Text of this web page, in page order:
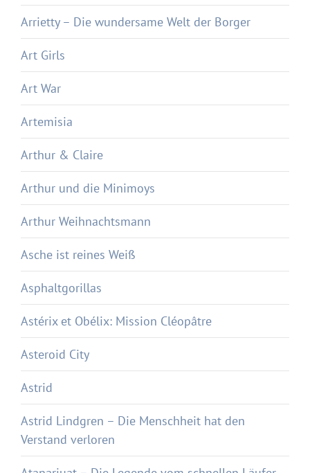
Arrietty – Die wundersame Welt der Borger
Art Girls
Art War
Artemisia
Arthur & Claire
Arthur und die Minimoys
Arthur Weihnachtsmann
Asche ist reines Weiß
Asphaltgorillas
Astérix et Obélix: Mission Cléopâtre
Asteroid City
Astrid
Astrid Lindgren – Die Menschheit hat den
Verstand verloren